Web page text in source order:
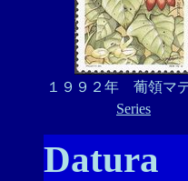
１９９２年 葡領マ
Series
Datura